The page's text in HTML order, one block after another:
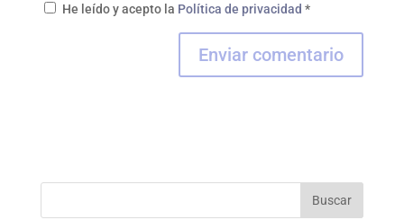
He leído y acepto la Política de privacidad *
Buscar